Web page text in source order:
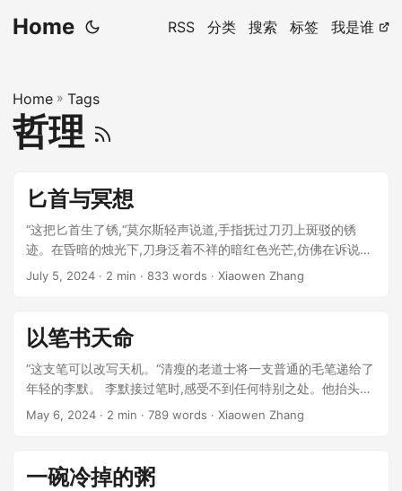
Home RSS 分类 搜索 标签 我是谁
Home » Tags
哲理
匕首与冥想
“这把匕首生了锈,“莫尔斯轻声说道,手指抚过刀刃上斑驳的锈
迹。在昏暗的烛光下,刀身泛着不祥的暗红色光芒,仿佛在诉说着
某个不为人知的故事。 ...
July 5, 2024 · 2 min · 833 words · Xiaowen Zhang
以笔书天命
“这支笔可以改写天机。“清瘦的老道士将一支普通的毛笔递给了
年轻的李默。 李默接过笔时,感受不到任何特别之处。他抬头看
向老道士:“真的能改变命运吗?” ...
May 6, 2024 · 2 min · 789 words · Xiaowen Zhang
一碗冷掉的粥